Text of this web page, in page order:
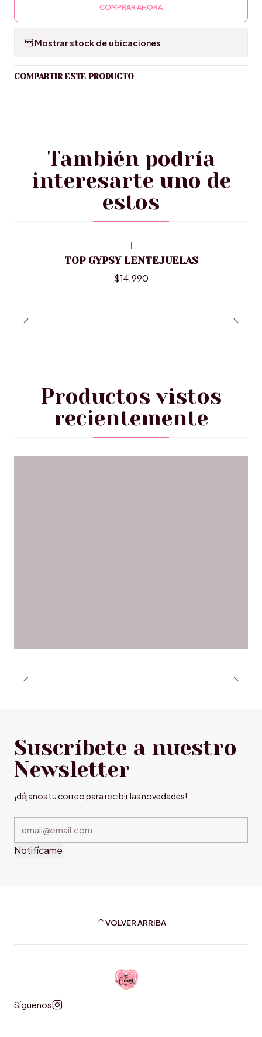
COMPRAR AHORA
Mostrar stock de ubicaciones
COMPARTIR ESTE PRODUCTO
También podría
interesarte uno de
estos
TOP GYPSY LENTEJUELAS
$14.990
Productos vistos
recientemente
Suscríbete a nuestro
Newsletter
¡déjanos tu correo para recibir las novedades!
Notifícame
VOLVER ARRIBA
Síguenos